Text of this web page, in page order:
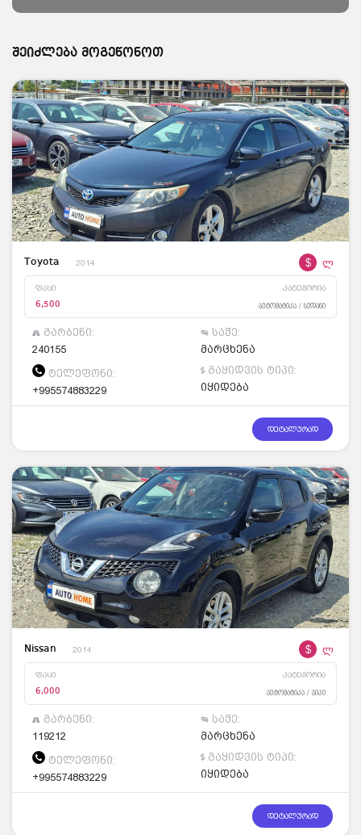
შეიძლება მოგეწონოთ
Toyota 2014 $ ლ
ფასი კატეგორია
6,500 ავტომატიკა / სედანი
გარბენი:
240155
საჭე:
მარცხენა
ტელეფონი:
+995574883229
გაყიდვის ტიპი:
იყიდება
დეტალურად
Nissan 2014 $ ლ
ფასი კატეგორია
6,000 ავტომატიკა / ჯიპი
გარბენი:
119212
საჭე:
მარცხენა
ტელეფონი:
+995574883229
გაყიდვის ტიპი:
იყიდება
დეტალურად